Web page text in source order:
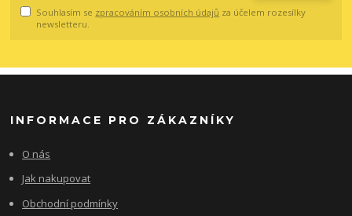
Souhlasím se zpracováním osobních údajů za účelem rozesílky
newsletteru.
INFORMACE PRO ZÁKAZNÍKY
O nás
Jak nakupovat
Obchodní podmínky